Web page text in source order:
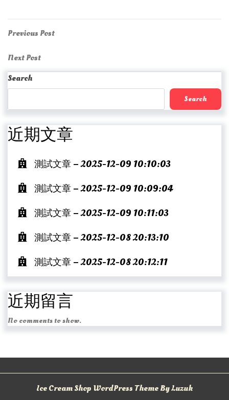
Post
navigation
Previous
Previous Post
Next
Post
Next Post
Search
Search
近期文章
測試文章 – 2025-12-09 10:10:03
測試文章 – 2025-12-09 10:09:04
測試文章 – 2025-12-09 10:11:03
測試文章 – 2025-12-08 20:13:10
測試文章 – 2025-12-08 20:12:11
近期留言
No comments to show.
Ice Cream Shop WordPress Theme By Luzuk